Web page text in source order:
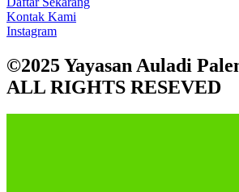
Kontak Kami
Instagram
©2025 Yayasan Auladi
ALL RIGHTS RESEVED